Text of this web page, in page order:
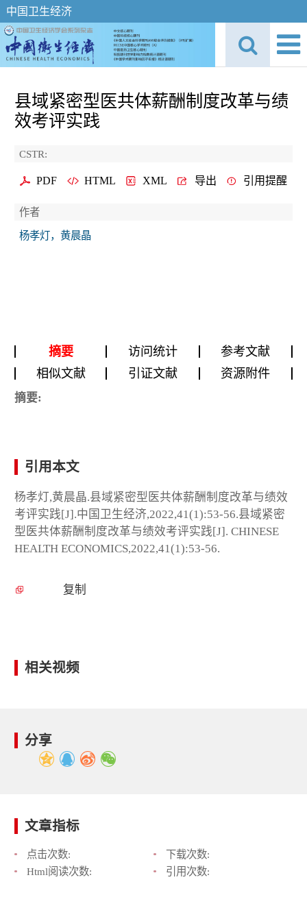
中国卫生经济
县域紧密型医共体薪酬制度改革与绩
效考评实践
CSTR:
PDF HTML XML 导出 引用提醒
作者
杨孝灯，黄晨晶
摘要 访问统计
参考文献
相似文献
引证文献 资源附件
摘要:
引用本文
杨孝灯,黄晨晶.县域紧密型医共体薪酬制度改革与绩效
考评实践[J].中国卫生经济,2022,41(1):53-56.县域紧密
型医共体薪酬制度改革与绩效考评实践[J]. CHINESE
HEALTH ECONOMICS,2022,41(1):53-56.
复制
相关视频
分享
文章指标
点击次数:
下载次数:
Html阅读次数:
引用次数: